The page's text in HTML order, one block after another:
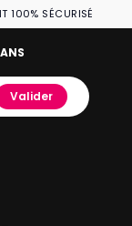
100% SÉCURISÉ
Valider